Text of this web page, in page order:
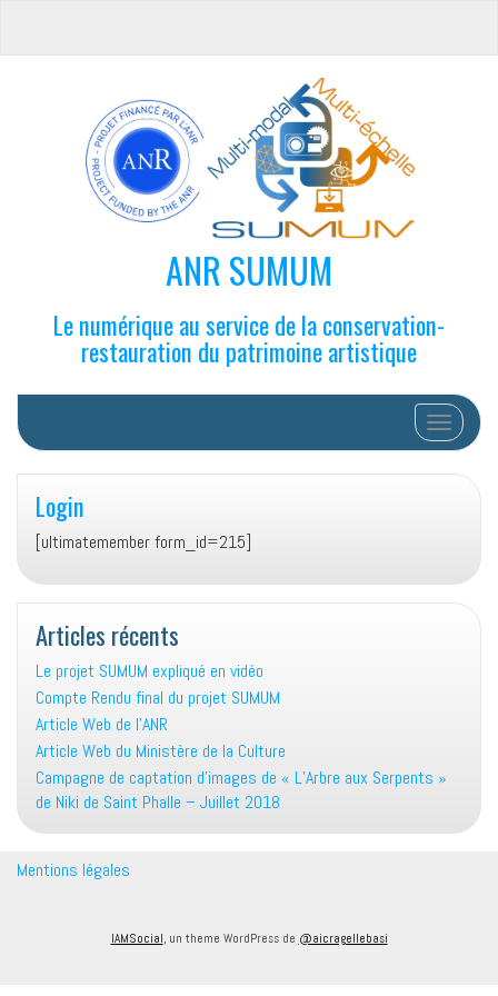
ANR SUMUM
Le numérique au service de la conservation-
restauration du patrimoine artistique
Afficher/
Login
[ultimatemember form_id=215]
Articles récents
Le projet SUMUM expliqué en vidéo
Compte Rendu final du projet SUMUM
Article Web de l’ANR
Article Web du Ministère de la Culture
Campagne de captation d’images de « L’Arbre aux Serpents »
de Niki de Saint Phalle – Juillet 2018
Mentions légales
IAMSocial, un theme WordPress de @aicragellebasi